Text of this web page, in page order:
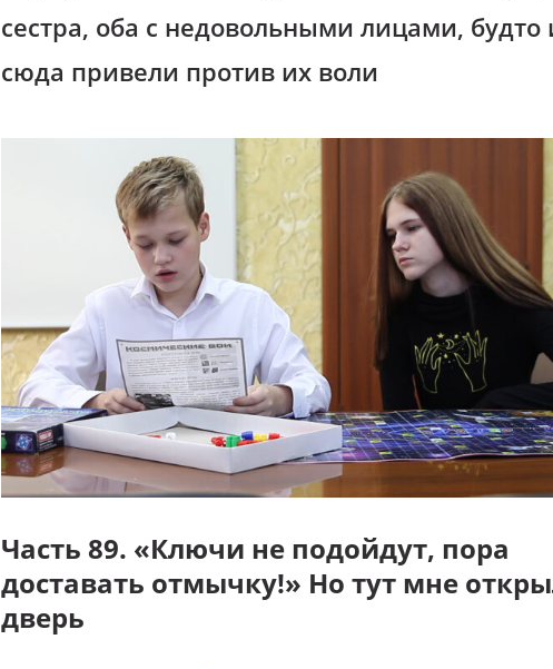
сестра, оба с недовольными лицами, будто
сюда привели против их воли
Часть 89. «Ключи не подойдут, пора
доставать отмычку!» Но тут мне
дверь